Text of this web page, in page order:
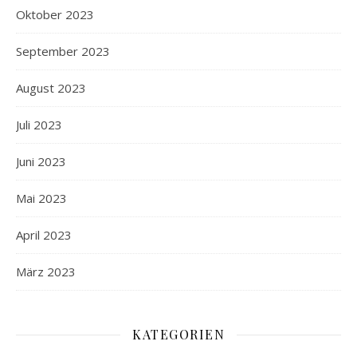
Oktober 2023
September 2023
August 2023
Juli 2023
Juni 2023
Mai 2023
April 2023
März 2023
KATEGORIEN